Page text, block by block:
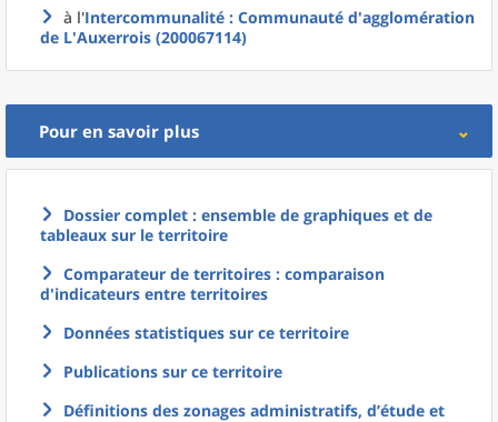
à l'Intercommunalité : Communauté d'agglomération
de L'Auxerrois (200067114)
Pour en savoir plus
Dossier complet : ensemble de graphiques et de
tableaux sur le territoire
Comparateur de territoires : comparaison
d'indicateurs entre territoires
Données statistiques sur ce territoire
Publications sur ce territoire
Définitions des zonages administratifs, d’étude et